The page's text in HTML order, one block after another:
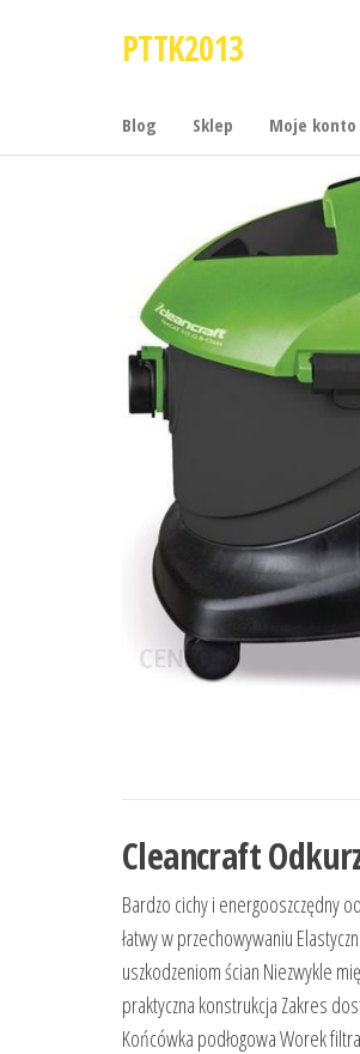
PTTK2013
Blog Sklep Moje konto
Cleancraft
Bardzo cichy i energooszczędny
łatwy w przechowywaniu
uszkodzeniom ścian Niezwykle
praktyczna konstrukcja Zakres
Końcówka podłogowa Worek